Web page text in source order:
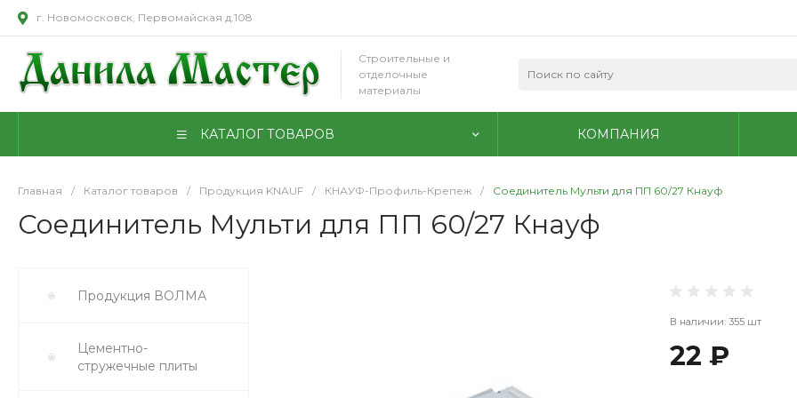
г. Новомосковск, Первомайская д.108
Строительные и
отделочные
материалы
КАТАЛОГ ТОВАРОВ КОМПАНИЯ
Главная / Каталог товаров / Продукция KNAUF / КНАУФ-Профиль-Крепеж / Соединитель Мульти для ПП 60/27 Кнауф
Соединитель Мульти для ПП 60/27 Кнауф
Продукция ВОЛМА
Цементно-
стружечные плиты
В наличии: 355 шт
22 ₽